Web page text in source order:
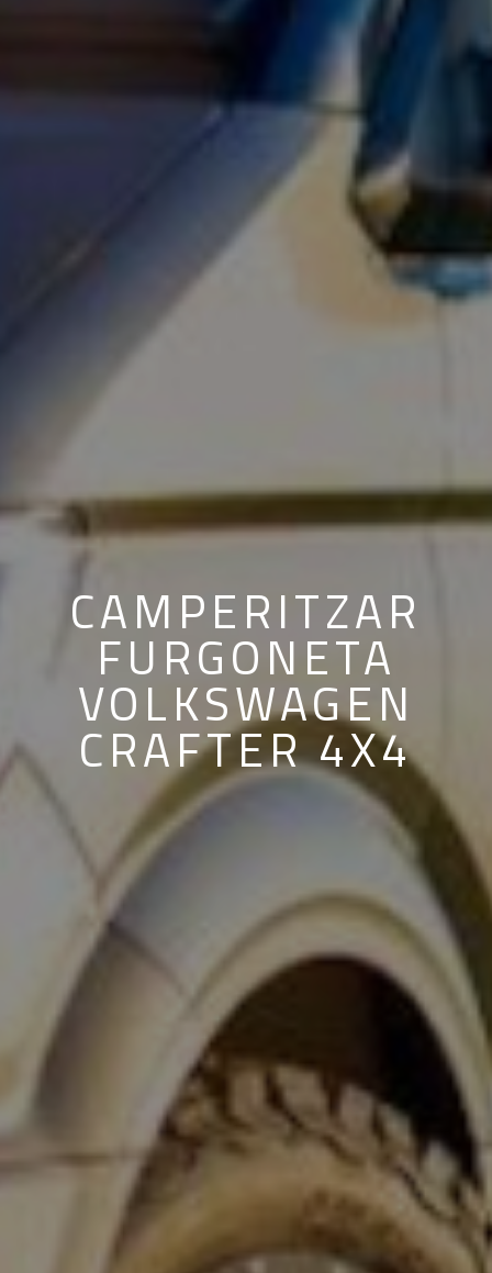
CAMPERITZAR
FURGONETA
VOLKSWAGEN
CRAFTER 4X4